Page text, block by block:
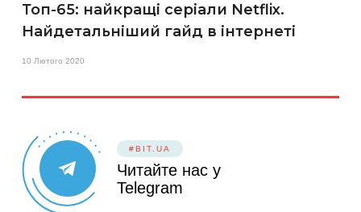
Топ-65: найкращі серіали Netflix.
Найдетальніший гайд в інтернеті
10 Лютого 2020
#BIT.UA
Читайте нас у
Telegram